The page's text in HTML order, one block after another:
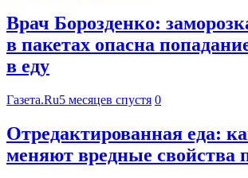
Врач Борозденко:
в пакетах опасна
в еду
Газета.Ru5 месяцев спустя 0
Отредактированная еда:
меняют вредные свойства